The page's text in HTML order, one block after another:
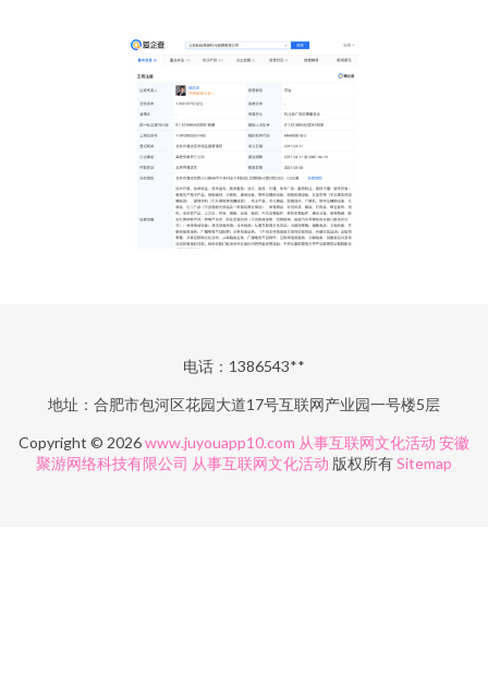
电话：1386543**
地址：合肥市包河区花园大道17号互联网产业园一号楼5层
Copyright © 2026www.juyouapp10.com 从事互联网文化活动 安徽
聚游网络科技有限公司 从事互联网文化活动 版权所有Sitemap